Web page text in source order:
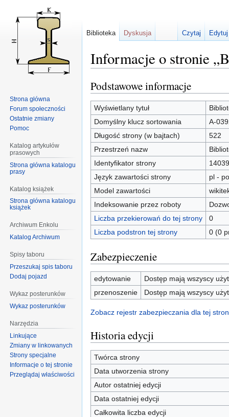
Informacje o stronie
Przejdź
do
nawigacji
Przejdź
do
wyszukiwania
Podstawowe informacje
Wyświetlany tytuł
Domyślny klucz sortowania
A-
Długość strony (w bajtach)
522
Przestrzeń nazw
Identyfikator strony
14039
Język zawartości strony
pl -
Model zawartości
Indeksowanie przez roboty
Liczba przekierowań do tej strony
0
Liczba podstron tej strony
0 (0
Zabezpieczenie
edytowanie
Dostęp mają wszyscy
przenoszenie
Dostęp mają wszyscy
Zobacz rejestr zabezpieczania dla tej
Historia edycji
Twórca strony
Data utworzenia strony
Autor ostatniej edycji
Data ostatniej edycji
Całkowita liczba edycji
Biblioteka Dyskusja Czytaj
Strona główna
Forum społeczności
Ostatnie zmiany
Pomoc
Katalog artykułów
prasowych
Strona główna katalogu
prasy
Katalog książek
Strona główna katalogu
książek
Archiwum Enkolu
Katalog Archiwum
Spisy taboru
Przeszukaj spis taboru
Dodaj pojazd
Wykaz posterunków
Wykaz posterunków
Narzędzia
Linkujące
Zmiany w linkowanych
Strony specjalne
Informacje o tej stronie
Przeglądaj właściwości